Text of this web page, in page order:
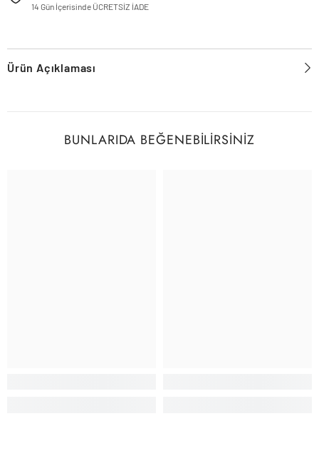
14 Gün İçerisinde ÜCRETSİZ İADE
Ürün Açıklaması
BUNLARIDA BEĞENEBILIRSINIZ